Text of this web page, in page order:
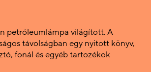
petróleumlámpa világított. A
távolságban egy nyitott könyv,
fonál és egyéb tartozékok